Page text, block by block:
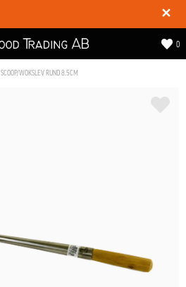
✕
0
SCOOP/WOKSLEV RUND 8.5CM